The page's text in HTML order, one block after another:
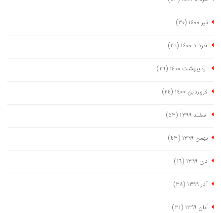
تیر ١٤٠٠ (٣٠)
خرداد ١٤٠٠ (٢٦)
اردیبهشت ١٤٠٠ (٢٦)
فروردین ١٤٠٠ (٢٤)
اسفند ١٣٩٩ (٥٣)
بهمن ١٣٩٩ (٤٣)
دی ١٣٩٩ (١٦)
آذر ١٣٩٩ (٣٨)
آبان ١٣٩٩ (٣١)